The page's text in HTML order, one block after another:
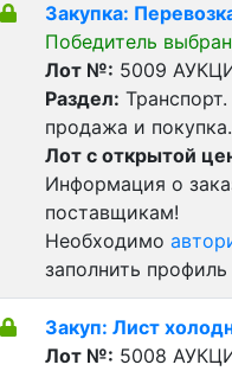
Закупка:
Победитель выбран
Лот №: 5009
Раздел:
продажа и
Лот с открытой
Информация о
поставщикам!
Необходимо
заполнить
Закуп: Лист
Лот №: 5008